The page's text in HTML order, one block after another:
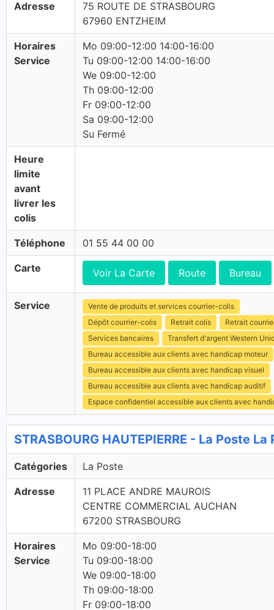
Adresse
75 ROUTE DE STRASBOURG
67960 ENTZHEIM
Horaires
Service
Mo 09:00-12:00 14:00-16:00
Tu 09:00-12:00 14:00-16:00
We 09:00-12:00
Th 09:00-12:00
Fr 09:00-12:00
Sa 09:00-12:00
Su Fermé
Heure
limite
avant
livrer les
colis
Téléphone 01 55 44 00 00
Carte Voir La Carte Route Bureau
Service
Vente de produits et services courrier-colis
Dépôt courrier-colis
Retrait colis
Retrait
Services bancaires
Transfert d'argent Western
Bureau accessible aux clients avec handicap moteur
Bureau accessible aux clients avec handicap visuel
Bureau accessible aux clients avec handicap auditif
Espace confidentiel accessible aux clients avec
STRASBOURG HAUTEPIERRE - La Poste La
Catégories La Poste
Adresse
11 PLACE ANDRE MAUROIS
CENTRE COMMERCIAL AUCHAN
67200 STRASBOURG
Horaires
Service
Mo 09:00-18:00
Tu 09:00-18:00
We 09:00-18:00
Th 09:00-18:00
Fr 09:00-18:00